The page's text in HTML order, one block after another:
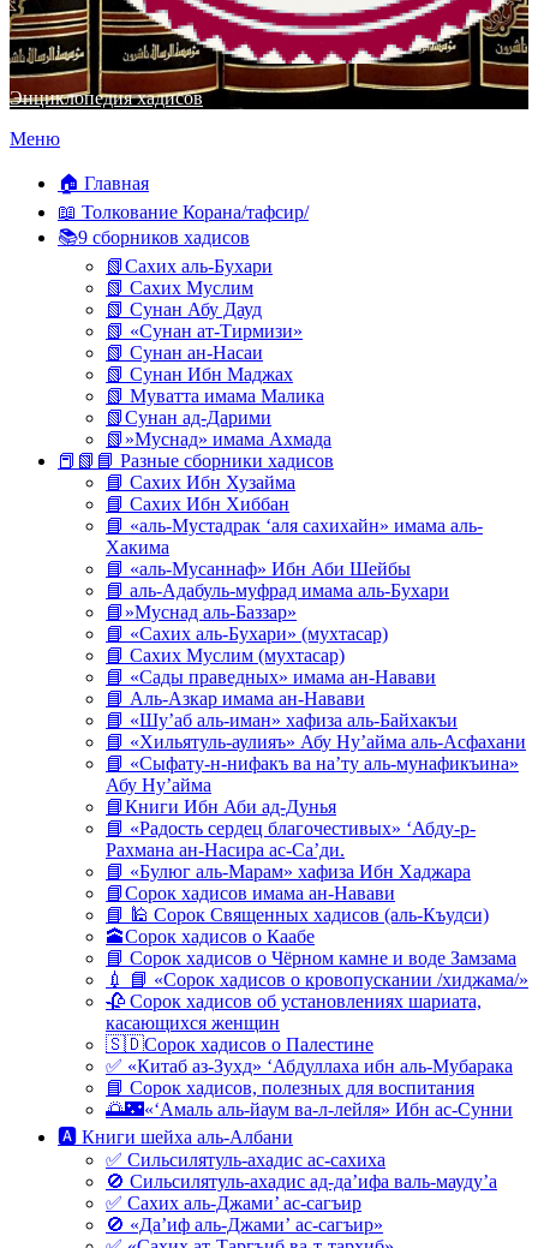
Энциклопедия хадисов
Перейти
содержимому
Меню
🏠 Главная
📖 Толкование Корана/тафсир/
📚9 сборников хадисов
📗Сахих аль-Бухари
📗 Сахих Муслим
📗 Сунан Абу Дауд
📗 «Сунан ат-Тирмизи»
📗 Сунан ан-Насаи
📗 Сунан Ибн Маджах
📗 Муватта имама Малика
📗Сунан ад-Дарими
📗»Муснад» имама Ахмада
📕📗📘 Разные сборники хадисов
📘 Сахих Ибн Хузайма
📘 Сахих Ибн Хиббан
📘 «аль-Мустадрак ‘аля сахихайн» имама аль-
Хакима
📘 «аль-Мусаннаф» Ибн Аби Шейбы
📘 аль-Адабуль-муфрад имама аль-Бухари
📘»Муснад аль-Баззар»
📘 «Сахих аль-Бухари» (мухтасар)
📘 Сахих Муслим (мухтасар)
📘 «Сады праведных» имама ан-Навави
📘 Аль-Азкар имама ан-Навави
📘 «Шу’аб аль-иман» хафиза аль-Байхакъи
📘 «Хильятуль-аулияъ» Абу Ну’айма аль-Асфахани
📘 «Сыфату-н-нифакъ ва на’ту аль-мунафикъина»
Абу Ну’айма
📘Книги Ибн Аби ад-Дунья
📘 «Радость сердец благочестивых» ‘Абду-р-
Рахмана ан-Насира ас-Са’ди.
📘 «Булюг аль-Марам» хафиза Ибн Хаджара
📘Сорок хадисов имама ан-Навави
📘 🕌 Сорок Священных хадисов (аль-Къудси)
🕋Сорок хадисов о Каабе
📘 Сорок хадисов о Чёрном камне и воде Замзама
💉 📘 «Сорок хадисов о кровопускании /хиджама/»
🥀 Сорок хадисов об установлениях шариата,
касающихся женщин
🇸🇩Сорок хадисов о Палестине
✅ «Китаб аз-Зухд» ‘Абдуллаха ибн аль-Мубарака
📘 Сорок хадисов, полезных для воспитания
🌅🌃«‘Амаль аль-йаум ва-л-лейля» Ибн ас-Сунни
🅰 Книги шейха аль-Албани
✅ Сильсилятуль-ахадис ас-сахиха
🚫 Сильсилятуль-ахадис ад-да’ифа валь-мауду’а
✅ Сахих аль-Джами’ ас-сагъир
🚫 «Да’иф аль-Джами’ ас-сагъир»